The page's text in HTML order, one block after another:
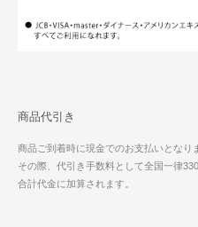
商品代引き
商品ご到着時に現金でのお支払いとなり
その際、代引き手数料として全国一律
合計代金に加算されます。